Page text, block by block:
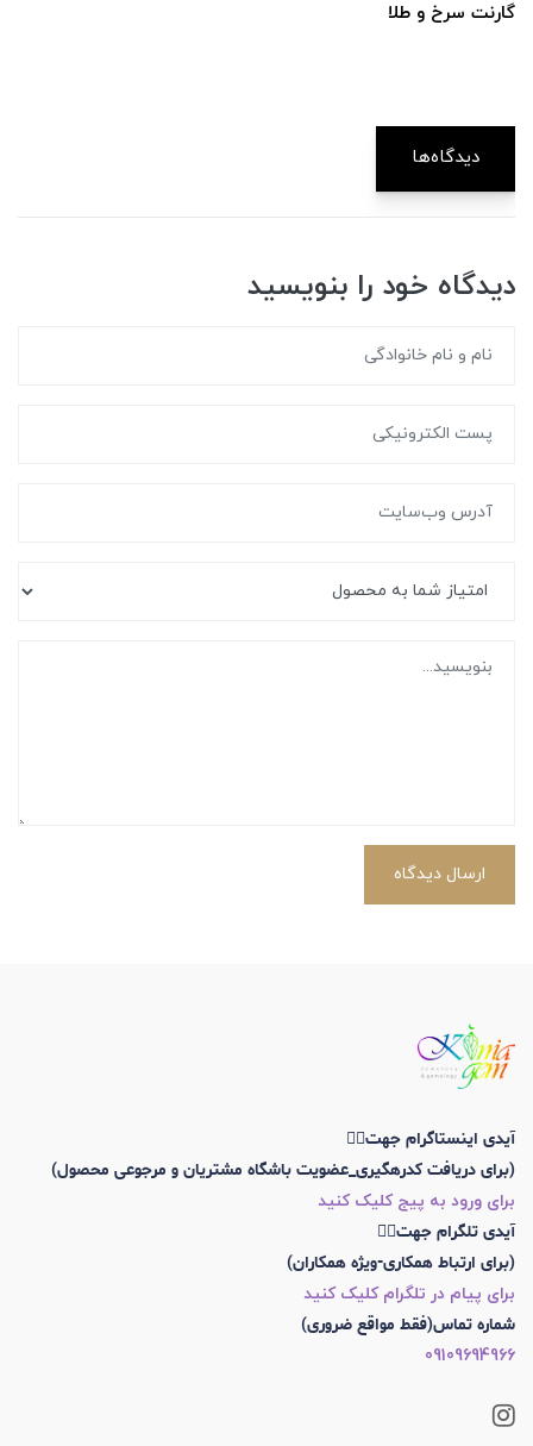
گارنت سرخ و طلا
دیدگاه‌ها
دیدگاه خود را بنویسید
ارسال دیدگاه
آیدی اینستاگرام جهت👇🏼
(برای دریافت کدرهگیری_عضویت باشگاه مشتریان و مرجوعی محصول)
برای ورود به پیج کلیک کنید
آیدی تلگرام جهت👇🏼
(برای ارتباط همکاری-ویژه همکاران)
برای پیام در تلگرام کلیک کنید
شماره تماس(فقط مواقع ضروری)
09109694966